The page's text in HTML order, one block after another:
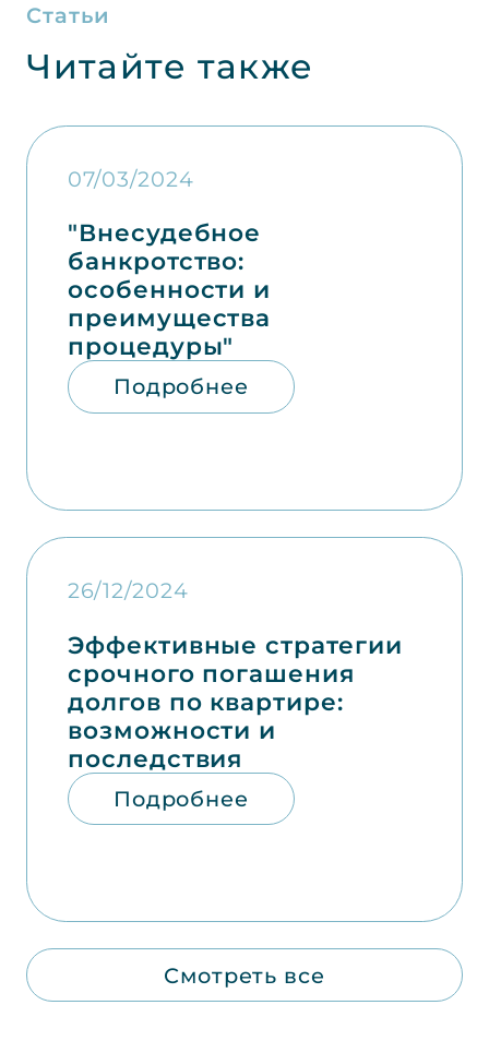
Статьи
Читайте также
07/03/2024
"Внесудебное
банкротство:
особенности и
преимущества
процедуры"
Подробнее
26/12/2024
Эффективные стратегии
срочного погашения
долгов по квартире:
возможности и
последствия
Подробнее
Смотреть все